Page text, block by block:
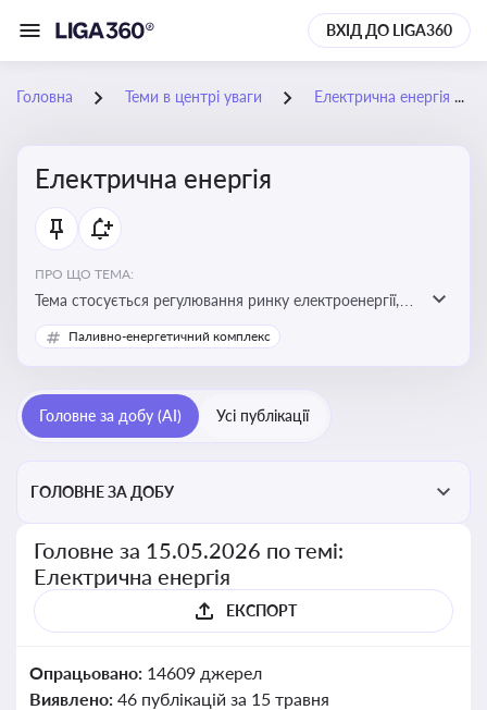
ВХІД ДО LIGA360
Головна Теми в центрі уваги Електрична енергія
Електрична енергія
ПРО ЩО ТЕМА:
Тема стосується регулювання ринку електроенергії,
включаючи її виробництво, постачання та фінансові
стимули для відновлюваної енергетики
Паливно-енергетичний комплекс
Головне за добу (AI) Усі публікації
ГОЛОВНЕ ЗА ДОБУ
Головне за 15.05.2026 по темі:
Електрична енергія
ЕКСПОРТ
Опрацьовано: 14609 джерел
Виявлено: 46 публікацій за 15 травня